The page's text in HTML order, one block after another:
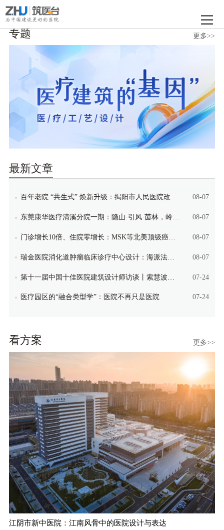
专题 更多>>
最新文章
百年老院 “共生式” 焕新升级：揭阳市人民医院改扩建项目 08-07
08-07
08-07
08-07
07-24
医疗园区的“融合类型学”：医院不再只是医院 07-24
看方案 更多>>
江阴市新中医院：江南风骨中的医院设计与表达